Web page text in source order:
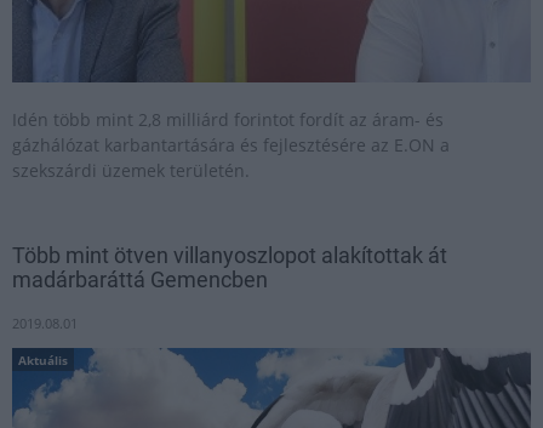
Idén több mint 2,8 milliárd forintot fordít az áram- és
gázhálózat karbantartására és fejlesztésére az E.ON a
szekszárdi üzemek területén.
Több mint ötven villanyoszlopot alakítottak át
madárbaráttá Gemencben
2019.08.01
Aktuális